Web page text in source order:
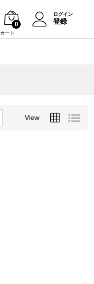
カート
0
ログイン
登録
View